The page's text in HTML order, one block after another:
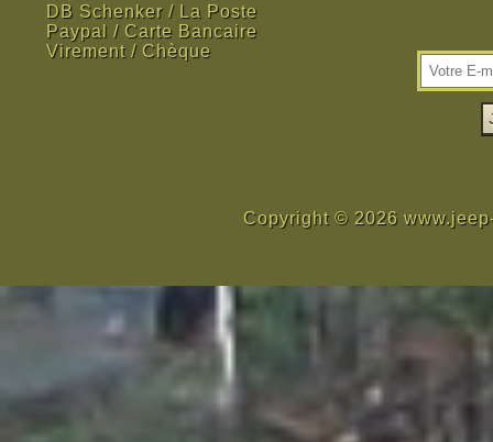
DB Schenker / La Poste
Paypal / Carte Bancaire
Virement / Chèque
Copyright © 2026